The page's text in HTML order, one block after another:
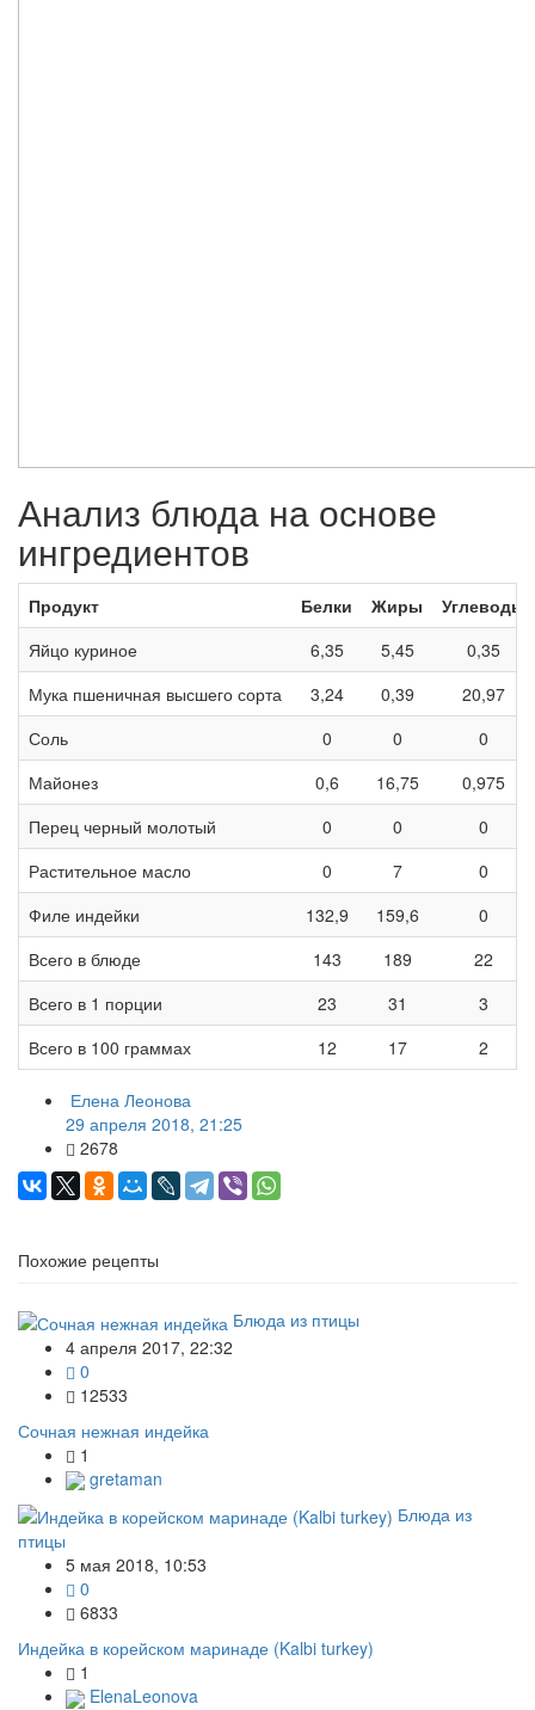
Анализ блюда на основе
ингредиентов
Продукт Белки Жиры
Углеводы
Яйцо куриное
6,35 5,45
0,35
Мука пшеничная высшего сорта
3,24 0,39
20,97
Соль
0 0
0
Майонез
0,6 16,75
0,975
Перец черный молотый
0 0
0
Растительное масло
0 7
0
Филе индейки
132,9 159,6
0
Всего в блюде
143 189
22
Всего в 1 порции
23 31
3
Всего в 100 граммах
12 17 2
Елена Леонова
29 апреля 2018, 21:25
2678
Похожие рецепты
Блюда из птицы
4 апреля 2017, 22:32
0
12533
Сочная нежная индейка
1
gretaman
Блюда из
птицы
5 мая 2018, 10:53
0
6833
Индейка в корейском маринаде (Kalbi turkey)
1
ElenaLeonova